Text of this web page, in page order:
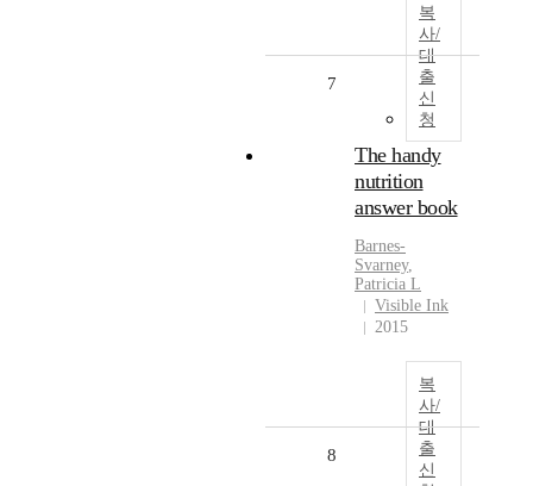
복
사/
대
출
신
청
7
The handy
nutrition
answer book
Barnes-
Svarney,
Patricia L
Visible Ink
2015
복
사/
대
출
신
8